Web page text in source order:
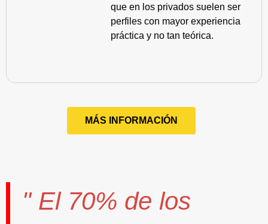
que en los privados suelen ser
perfiles con mayor experiencia
práctica y no tan teórica.
MÁS INFORMACIÓN
" El 70% de los